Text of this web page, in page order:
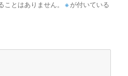
とはありません。 ※ が付いている